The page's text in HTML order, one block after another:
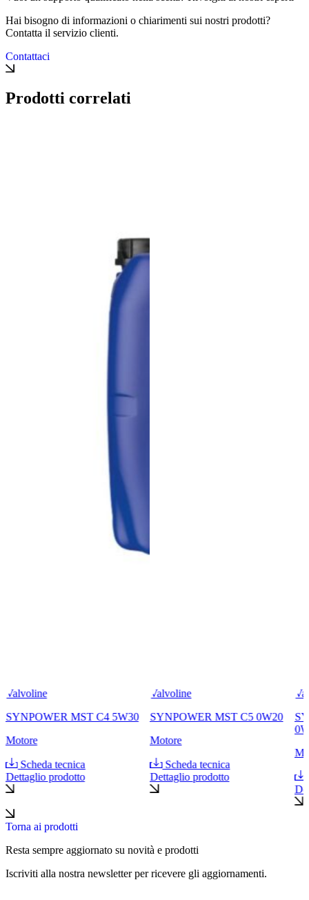
Hai bisogno di informazioni o chiarimenti sui nostri prodotti?
Contatta il servizio clienti.
Contattaci
Prodotti correlati
Valvoline
SYNPOWER MST C4 5W30
Motore
Scheda tecnica
Dettaglio prodotto
Valvoline
SYNPOWER MST C5 0W20
Motore
Scheda tecnica
Dettaglio prodotto
Torna ai prodotti
Resta sempre aggiornato su novità e prodotti
Iscriviti alla nostra newsletter per ricevere gli aggiornamenti.